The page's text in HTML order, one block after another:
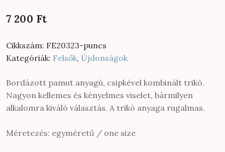
7 200 Ft
Cikkszám: FE20323-puncs
Kategóriák: Felsők, Újdonságok
Bordázott pamut anyagú, csipkével kombinált trikó.
Nagyon kellemes és kényelmes viselet, bármilyen
alkalomra kiváló választás. A trikó anyaga rugalmas.
Méretezés: egyméretű / one size